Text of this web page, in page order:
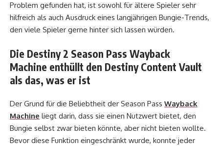
Problem gefunden hat, ist sowohl für ältere Spieler sehr
hilfreich als auch Ausdruck eines langjährigen Bungie-Trends,
den viele Spieler gerne hinter sich lassen würden.
Die Destiny 2 Season Pass Wayback
Machine enthüllt den Destiny Content Vault
als das, was er ist
Der Grund für die Beliebtheit der Season Pass Wayback
Machine liegt darin, dass sie einen Nutzwert bietet, den
Bungie selbst zwar bieten könnte, aber nicht bieten wollte.
Bevor diese Funktion eingeschränkt wurde, konnte jeder